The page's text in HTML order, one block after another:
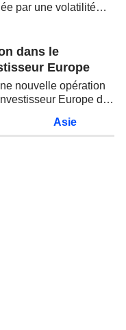
par une volatilité
Les
sur la soutenabilité
dans le
Europe
nouvelle opération
Europe de
Asie